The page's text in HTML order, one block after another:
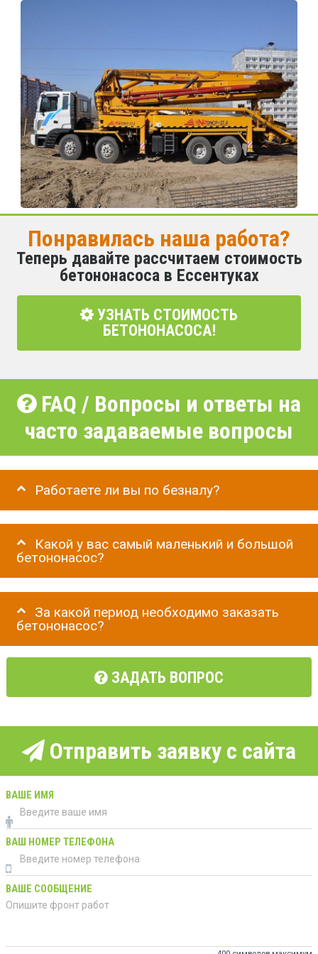
Понравилась наша работа?
Теперь давайте рассчитаем стоимость
бетононасоса в Ессентуках
УЗНАТЬ СТОИМОСТЬ
БЕТОНОНАСОСА!
FAQ / Вопросы и ответы на
часто задаваемые вопросы
Работаете ли вы по безналу?
Какой у вас самый маленький и большой
бетононасос?
За какой период необходимо заказать
бетононасос?
ЗАДАТЬ ВОПРОС
Отправить заявку с сайта
ВАШЕ ИМЯ
ВАШ НОМЕР ТЕЛЕФОНА
ВАШЕ СООБЩЕНИЕ